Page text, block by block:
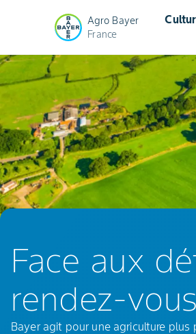
Agro Bayer
France
Bayer
:
solutions
agricoles
durables
France
Face aux
rendez-vous
Bayer agit pour une agriculture plus